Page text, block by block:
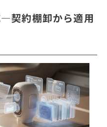
契約棚卸から適用